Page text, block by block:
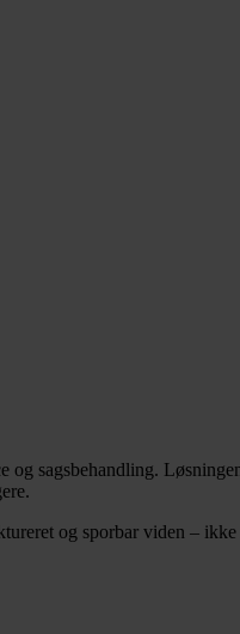
sagsbehandling.
og sporbar viden –